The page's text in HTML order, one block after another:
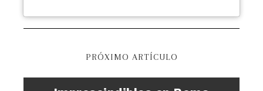
PRÓXIMO ARTÍCULO